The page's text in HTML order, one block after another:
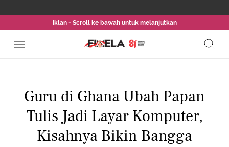
Iklan - Scroll ke bawah untuk melanjutkan
Guru di Ghana Ubah Papan
Tulis Jadi Layar Komputer,
Kisahnya Bikin Bangga